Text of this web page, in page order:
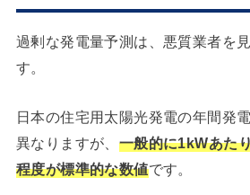
過剰な発電量予測は、悪質業者を
す。
日本の住宅用太陽光発電の年間発
異なりますが、 一般的に1kWあた
程度が標準的な数値です。